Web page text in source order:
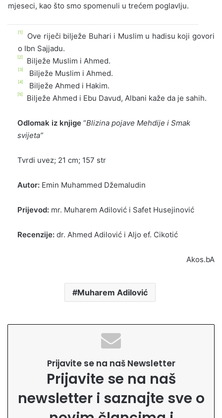
mjeseci, kao što smo spomenuli u trećem poglavlju.
[1]
Ove riječi bilježe Buhari i Muslim u hadisu koji govori
o Ibn Sajjadu.
[2] Bilježe Muslim i Ahmed.
[3] Bilježe Muslim i Ahmed.
[4] Bilježe Ahmed i Hakim.
[5] Bilježe Ahmed i Ebu Davud, Albani kaže da je sahih.
Odlomak iz knjige “Blizina pojave Mehdije i Smak
svijeta”
Tvrdi uvez; 21 cm; 157 str
Autor: Emin Muhammed Džemaludin
Prijevod: mr. Muharem Adilović i Safet Husejinović
Recenzije: dr. Ahmed Adilović i Aljo ef. Cikotić
Akos.bA
Muharem Adilović
Prijavite se na naš Newsletter
Prijavite se na naš
newsletter i saznajte sve o